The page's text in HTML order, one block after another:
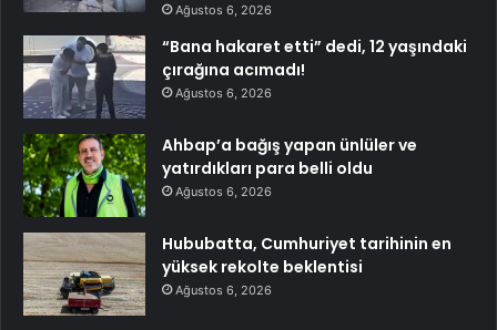
Ağustos 6, 2026
“Bana hakaret etti” dedi, 12 yaşındaki
çırağına acımadı!
Ağustos 6, 2026
Ahbap’a bağış yapan ünlüler ve
yatırdıkları para belli oldu
Ağustos 6, 2026
Hububatta, Cumhuriyet tarihinin en
yüksek rekolte beklentisi
Ağustos 6, 2026